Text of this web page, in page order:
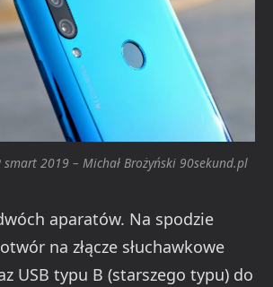
smart 2019 – Michał Brożyński 90sekund.pl
aparatów. Na spodzie
na złącze słuchawkowe
USB typu B (starszego typu) do